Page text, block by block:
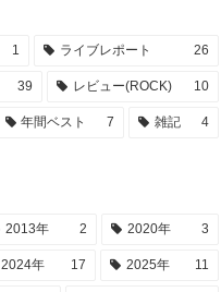
1 ライブレポート 26
39 レビュー(ROCK) 10
年間ベスト 7 雑記 4
2013年 2 2020年 3
2024年 17 2025年 11